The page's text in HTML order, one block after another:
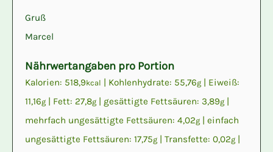
Gruß
Marcel
Nährwertangaben pro Portion
Kalorien: 518,9kcal | Kohlenhydrate: 55,76g | Eiweiß:
11,16g | Fett: 27,8g | gesättigte Fettsäuren: 3,89g |
mehrfach ungesättigte Fettsäuren: 4,02g | einfach
ungesättigte Fettsäuren: 17,75g | Transfette: 0,02g |